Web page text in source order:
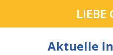
LIEBE
Aktuelle